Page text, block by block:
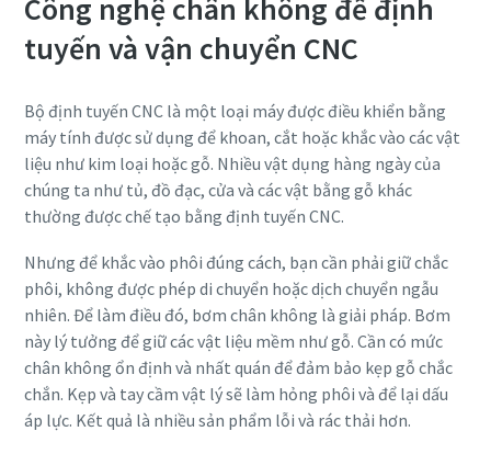
Công nghệ chân không để định
tuyến và vận chuyển CNC
Bộ định tuyến CNC là một loại máy được điều khiển bằng
máy tính được sử dụng để khoan, cắt hoặc khắc vào các vật
liệu như kim loại hoặc gỗ. Nhiều vật dụng hàng ngày của
chúng ta như tủ, đồ đạc, cửa và các vật bằng gỗ khác
thường được chế tạo bằng định tuyến CNC.
Nhưng để khắc vào phôi đúng cách, bạn cần phải giữ chắc
phôi, không được phép di chuyển hoặc dịch chuyển ngẫu
nhiên. Để làm điều đó, bơm chân không là giải pháp. Bơm
này lý tưởng để giữ các vật liệu mềm như gỗ. Cần có mức
chân không ổn định và nhất quán để đảm bảo kẹp gỗ chắc
chắn. Kẹp và tay cầm vật lý sẽ làm hỏng phôi và để lại dấu
áp lực. Kết quả là nhiều sản phẩm lỗi và rác thải hơn.
Đường
Mã bưu điện hoặc mã ZIP
Yêu cầu
Bạn có câu hỏi hoặc yêu cầu nào không?
Đường
Mã bưu điện hoặc mã ZIP
Yêu cầu
Bạn có câu hỏi hoặc yêu cầu nào không?
Đường
Mã bưu điện hoặc mã ZIP
Yêu cầu
Bạn có câu hỏi hoặc yêu cầu nào không?